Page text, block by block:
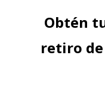
Obtén
retiro de